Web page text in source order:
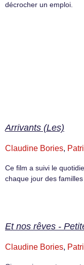
décrocher un emploi.
Arrivants (Les)
Claudine Bories,
Ce film a suivi le
chaque jour des
Et nos rêves -
Claudine Bories,